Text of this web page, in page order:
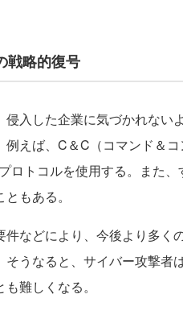
戦略的復号
入した企業に気づかれない
例えば、C＆C（コマンド＆
ロトコルを使用する。また
もある。
などにより、今後より多く
そうなると、サイバー攻撃者
難しくなる。